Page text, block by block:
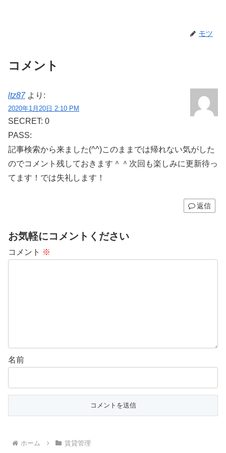
モツ
コメント
ltz87 より:
2020年1月20日 2:10 PM
SECRET: 0
PASS:
記事検索から来ました(^^)このままでは帰れない気がした
のでコメント残しておきます＾＾次回も楽しみに更新待っ
てます！では失礼します！
返信
お気軽にコメントください
コメント ※
名前
ホーム 賃貸管理